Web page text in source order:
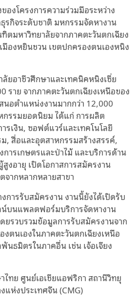
องโครงการความร่วมมือระหว่าง
รกิจระดับชาติ มหกรรมจัดหางาน
มหาวิทยาลัยจากภาคตะวันตกเฉียง
องหยินชวน เขตปกครองตนเองหนิง
ยอาชีวศึกษาและเทคนิคหนิงเซี่ย
ราย จากภาคตะวันตกเฉียงเหนือของ
อตำแหน่งงานมากกว่า 12,000
กรรมยอดนิยม ได้แก่ การผลิต
รเงิน, ซอฟต์แวร์และเทคโนโลยี
, สื่อและอุตสาหกรรมสร้างสรรค์,
การเกษตรและป่าไม้ และบริการด้าน
งอายุ เปิดโอกาสการสมัครงาน
ากหลากหลายสาขา
การรับสมัครงาน งานนี้ยังได้เปิดรับ
บนแพลตฟอร์มบริการจัดหางาน
รวบรวมข้อมูลการรับสมัครงานจาก
ตนเองในภาคตะวันตกเฉียงเหนือ
ธมิตรในภาคอื่น เช่น เจ้อเจียง
ไทย ศูนย์เอเชียแอฟริกา สถานีวิทยุ
แห่งประเทศจีน (CMG)